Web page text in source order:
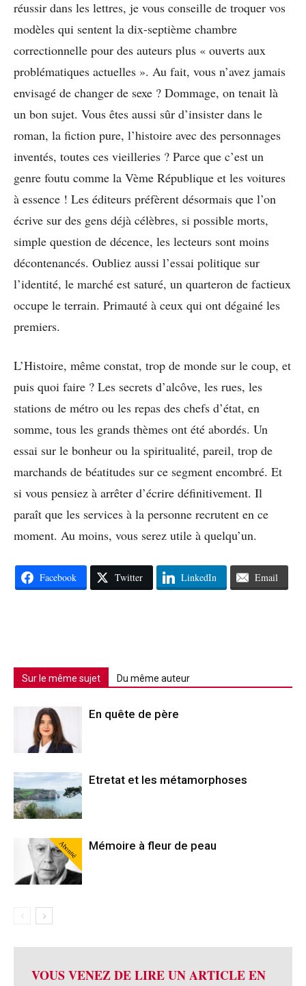
réussir dans les lettres, je vous conseille de troquer vos
modèles qui sentent la dix-septième chambre
correctionnelle pour des auteurs plus « ouverts aux
problématiques actuelles ». Au fait, vous n’avez jamais
envisagé de changer de sexe ? Dommage, on tenait là
un bon sujet. Vous êtes aussi sûr d’insister dans le
roman, la fiction pure, l’histoire avec des personnages
inventés, toutes ces vieilleries ? Parce que c’est un
genre foutu comme la Vème République et les voitures
à essence ! Les éditeurs préfèrent désormais que l’on
écrive sur des gens déjà célèbres, si possible morts,
simple question de décence, les lecteurs sont moins
décontenancés. Oubliez aussi l’essai politique sur
l’identité, le marché est saturé, un quarteron de factieux
occupe le terrain. Primauté à ceux qui ont dégainé les
premiers.
L’Histoire, même constat, trop de monde sur le coup, et
puis quoi faire ? Les secrets d’alcôve, les rues, les
stations de métro ou les repas des chefs d’état, en
somme, tous les grands thèmes ont été abordés. Un
essai sur le bonheur ou la spiritualité, pareil, trop de
marchands de béatitudes sur ce segment encombré. Et
si vous pensiez à arrêter d’écrire définitivement. Il
paraît que les services à la personne recrutent en ce
moment. Au moins, vous serez utile à quelqu’un.
Facebook Twitter LinkedIn Email
Sur le même sujet Du même auteur
En quête de père
Etretat et les métamorphoses
Abonné Mémoire à fleur de peau
VOUS VENEZ DE LIRE UN ARTICLE EN